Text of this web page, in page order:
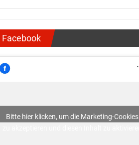
Facebook
Bitte hier klicken, um die Marketing-Cookies